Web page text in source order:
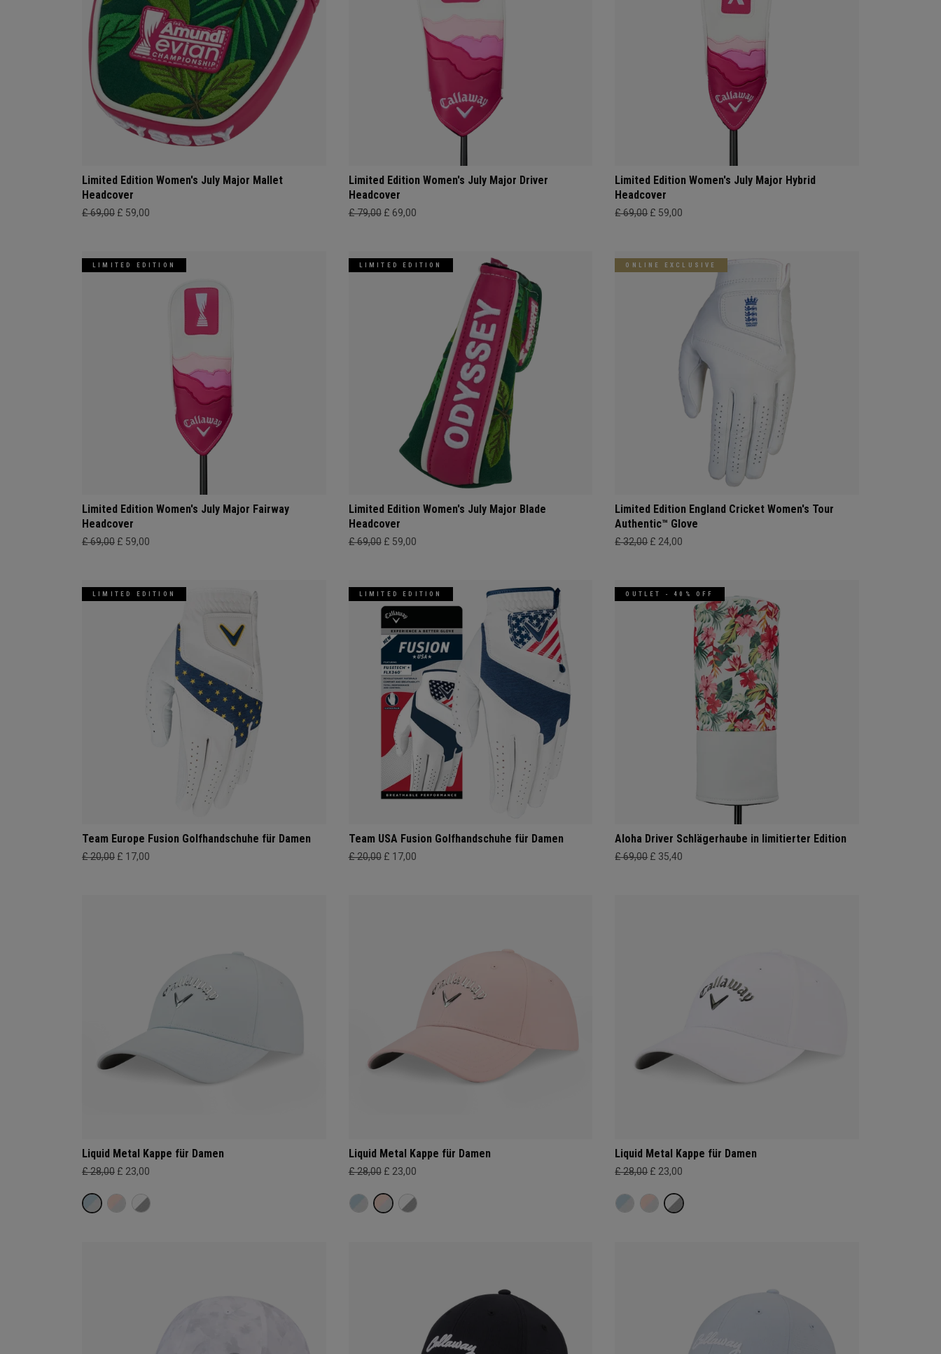
Limited Edition Women's July Major Mallet
Headcover
£ 69,00 £ 59,00
Limited Edition Women's July Major Driver
Headcover
£ 79,00 £ 69,00
Limited Edition Women's July Major Hybrid
Headcover
£ 69,00 £ 59,00
LIMITED EDITION
Limited Edition Women's July Major Fairway
Headcover
£ 69,00 £ 59,00
LIMITED EDITION
Limited Edition Women's July Major Blade
Headcover
£ 69,00 £ 59,00
ONLINE EXCLUSIVE
Limited Edition England Cricket Women's Tour
Authentic™ Glove
£ 32,00 £ 24,00
LIMITED EDITION
Team Europe Fusion Golfhandschuhe für Damen
£ 20,00 £ 17,00
LIMITED EDITION
Team USA Fusion Golfhandschuhe für Damen
£ 20,00 £ 17,00
OUTLET - 40% OFF
Aloha Driver Schlägerhaube in limitierter Edition
£ 69,00 £ 35,40
Liquid Metal Kappe für Damen
£ 28,00 £ 23,00
Liquid Metal Kappe für Damen
£ 28,00 £ 23,00
Liquid Metal Kappe für Damen
£ 28,00 £ 23,00